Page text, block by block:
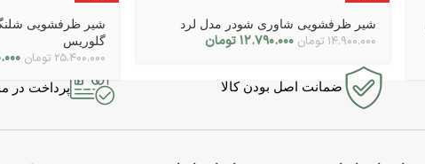
شیر ظرفشویی شاوری شودر مدل لرد
۱۴.۹۰۰.۰۰۰ تومان ۱۲.۷۹۰.۰۰۰تومان
شیر ظرفشویی
گلوریس
۲۵.۴۰۰.۰۰۰ تومان
ضمانت اصل بودن کالا پرداخت در